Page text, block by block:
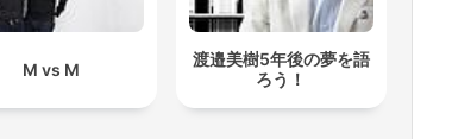
M vs M
渡邉美樹5年後の夢を語
ろう！